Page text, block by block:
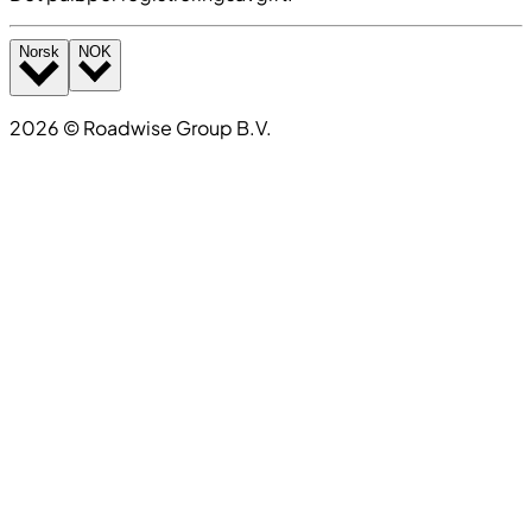
Norsk NOK
2026 ©Roadwise Group B.V.